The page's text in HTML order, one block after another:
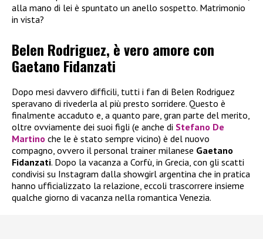
alla mano di lei è spuntato un anello sospetto. Matrimonio
in vista?
Belen Rodriguez, è vero amore con
Gaetano Fidanzati
Dopo mesi davvero difficili, tutti i fan di Belen Rodriguez
speravano di rivederla al più presto sorridere. Questo è
finalmente accaduto e, a quanto pare, gran parte del merito,
oltre ovviamente dei suoi figli (e anche di Stefano De
Martino che le è stato sempre vicino) è del nuovo
compagno, ovvero il personal trainer milanese Gaetano
Fidanzati. Dopo la vacanza a Corfù, in Grecia, con gli scatti
condivisi su Instagram dalla showgirl argentina che in pratica
hanno ufficializzato la relazione, eccoli trascorrere insieme
qualche giorno di vacanza nella romantica Venezia.